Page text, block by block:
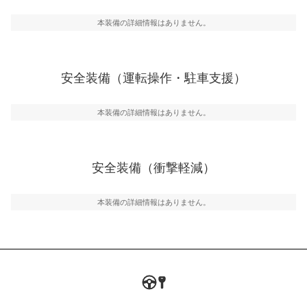
運転・駐車支援
グ・アシストやサイドブラインドモニターなどが装備さ
万が一車体が衝撃を受けたときに、運転者・同乗者を守
るSRSエアバッグシステム、プリテンショナーシートベ
本装備の詳細情報はありません。
安全装備（運転操作・駐車支援）
本装備の詳細情報はありません。
安全装備（衝撃軽減）
本装備の詳細情報はありません。